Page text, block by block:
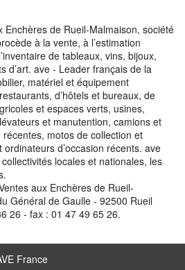
Enchères de Rueil-Malmaison, société
à la vente, à l’estimation
de tableaux, vins, bijoux,
d’art. ave - Leader français de la
matériel et équipement
d’hôtels et bureaux, de
et espaces verts, usines,
et manutention, camions et
motos de collection et
d’occasion récents. ave
locales et nationales, les
aux Enchères de Rueil-
Général de Gaulle - 92500 Rueil
26 - fax : 01 47 49 65 26.
France